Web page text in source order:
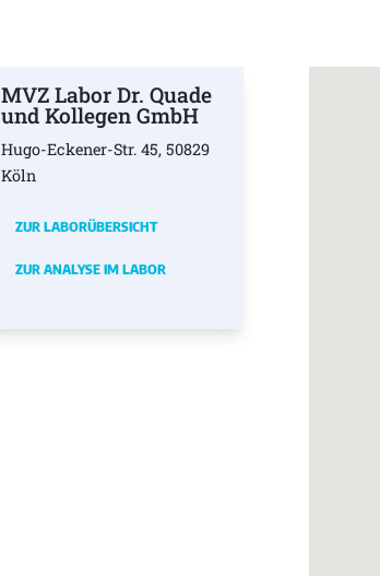
MVZ Labor Dr. Quade
und Kollegen GmbH
Hugo-Eckener-Str. 45, 50829
Köln
ZUR LABORÜBERSICHT
ZUR ANALYSE IM LABOR